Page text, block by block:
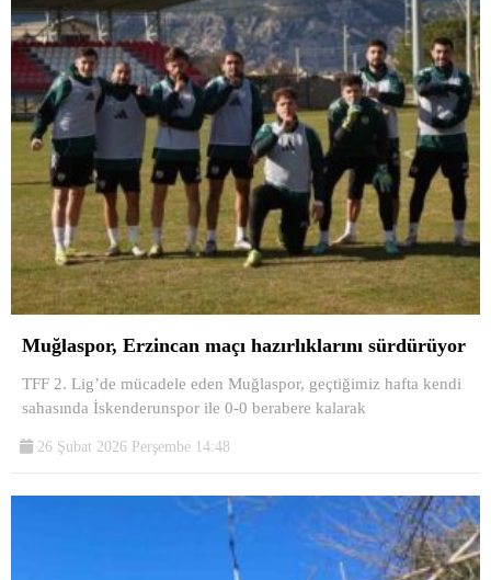
Muğlaspor, Erzincan maçı hazırlıklarını sürdürüyor
TFF 2. Lig’de mücadele eden Muğlaspor, geçtiğimiz hafta kendi
sahasında İskenderunspor ile 0-0 berabere kalarak
26 Şubat 2026 Perşembe 14:48